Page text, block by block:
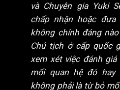
và Chuyên gia Yuki
chấp nhận hoặc
không chính đáng
Chủ tịch ở cấp quốc
xem xét việc đánh
mối quan hệ đó hay
không phải là từ bỏ